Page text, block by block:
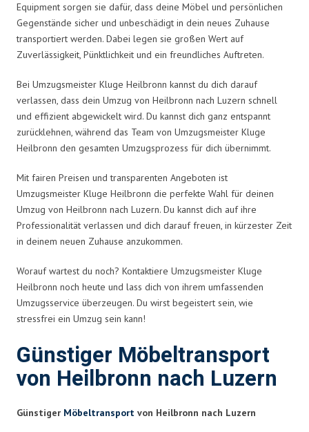
Equipment sorgen sie dafür, dass deine Möbel und persönlichen
Gegenstände sicher und unbeschädigt in dein neues Zuhause
transportiert werden. Dabei legen sie großen Wert auf
Zuverlässigkeit, Pünktlichkeit und ein freundliches Auftreten.
Bei Umzugsmeister Kluge Heilbronn kannst du dich darauf
verlassen, dass dein Umzug von Heilbronn nach Luzern schnell
und effizient abgewickelt wird. Du kannst dich ganz entspannt
zurücklehnen, während das Team von Umzugsmeister Kluge
Heilbronn den gesamten Umzugsprozess für dich übernimmt.
Mit fairen Preisen und transparenten Angeboten ist
Umzugsmeister Kluge Heilbronn die perfekte Wahl für deinen
Umzug von Heilbronn nach Luzern. Du kannst dich auf ihre
Professionalität verlassen und dich darauf freuen, in kürzester Zeit
in deinem neuen Zuhause anzukommen.
Worauf wartest du noch? Kontaktiere Umzugsmeister Kluge
Heilbronn noch heute und lass dich von ihrem umfassenden
Umzugsservice überzeugen. Du wirst begeistert sein, wie
stressfrei ein Umzug sein kann!
Günstiger Möbeltransport
von Heilbronn nach Luzern
Günstiger Möbeltransport von Heilbronn nach Luzern